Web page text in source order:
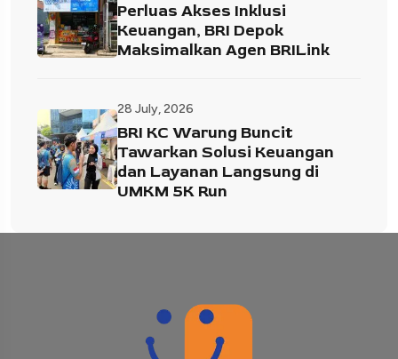
Perluas Akses Inklusi
Keuangan, BRI Depok
Maksimalkan Agen BRILink
28 July, 2026
BRI KC Warung Buncit
Tawarkan Solusi Keuangan
dan Layanan Langsung di
UMKM 5K Run